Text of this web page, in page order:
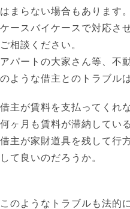
はまらない場合もあります。
ケースバイケースで対応さ
ご相談ください。
アパートの大家さん等、不
のような借主とのトラブル
借主が賃料を支払ってくれな
何ヶ月も賃料が滞納してい
借主が家財道具を残して行
して良いのだろうか。
このようなトラブルも法的